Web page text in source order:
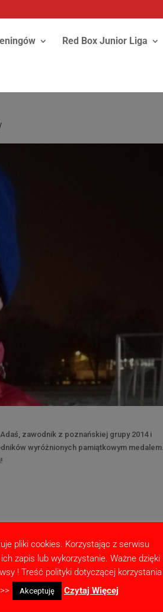
Red Box Junior Liga
zawodnik z poznańskiej grupy 2014 i
wyróżnionych pamiątkowym
pliki cookies. Korzystając z serwisu
zapis lub wykorzystanie. Ważne dzięki
! Treść polityki dotyczącej
Akceptuję Czytaj Więcej